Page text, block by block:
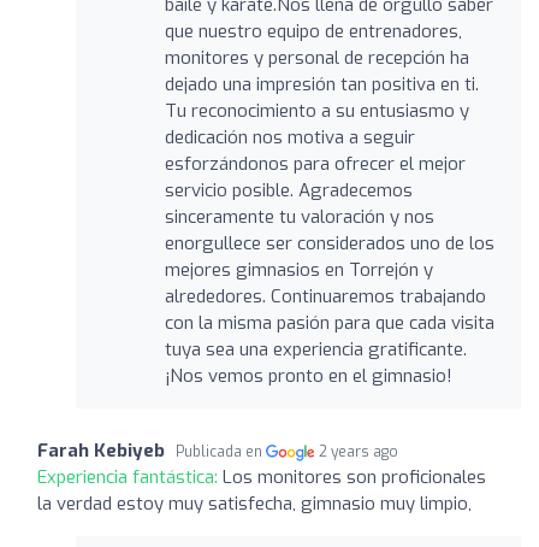
que nuestro equipo de entrenadores,
monitores y personal de recepción ha
dejado una impresión tan positiva en ti.
Tu reconocimiento a su entusiasmo y
dedicación nos motiva a seguir
esforzándonos para ofrecer el mejor
servicio posible. Agradecemos
sinceramente tu valoración y nos
enorgullece ser considerados uno de los
mejores gimnasios en Torrejón y
alrededores. Continuaremos trabajando
con la misma pasión para que cada visita
tuya sea una experiencia gratificante.
¡Nos vemos pronto en el gimnasio!
Farah Kebiyeb Publicada en 2 years ago
Experiencia fantástica: Los monitores son proficionales
la verdad estoy muy satisfecha, gimnasio muy limpio,